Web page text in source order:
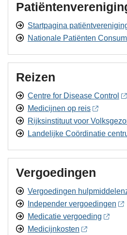
Startpagina
Nationale Patiënten
Reizen
Centre for Disease Control
Medicijnen op reis
Rijksinstituut voor
Landelijke Coördinatie
Vergoedingen
Vergoedingen
Independer vergoedingen
Medicatie vergoeding
Medicijnkosten